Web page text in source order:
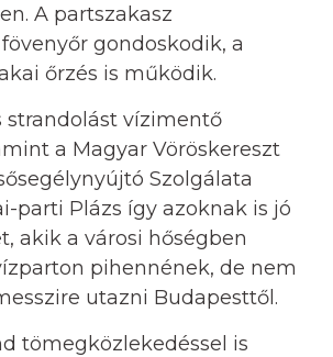
A partszakasz
gondoskodik, a
őrzés is működik.
strandolást vízimentő
a Magyar Vöröskereszt
Szolgálata
parti Plázs így azoknak is jó
akik a városi hőségben
pihennének, de nem
utazni Budapesttől.
tömegközlekedéssel is